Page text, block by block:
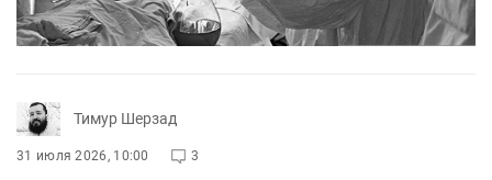
Тимур Шерзад
31 июля 2026, 10:00 3